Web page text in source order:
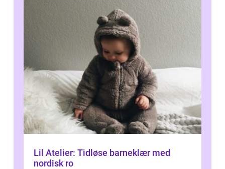
Lil Atelier: Tidløse barneklær med
nordisk ro